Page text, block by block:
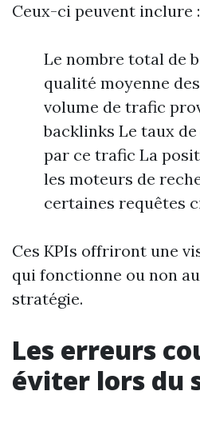
Ceux-ci peuvent inclure :
Le nombre total de
qualité moyenne
volume de trafic
backlinks Le taux
par ce trafic La
les moteurs de
certaines requêtes
Ces KPIs offriront une
qui fonctionne ou non
stratégie.
Les erreurs
éviter lors du